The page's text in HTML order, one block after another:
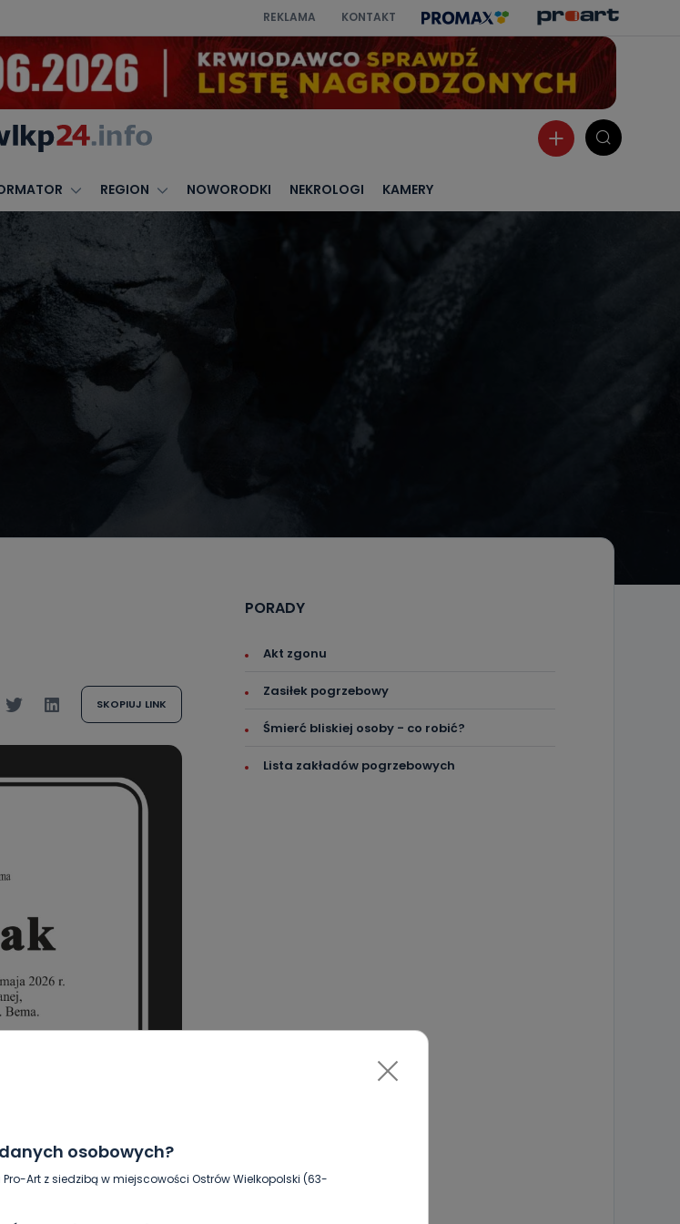
REKLAMA KONTAKT
REGION NOWORODKI NEKROLOGI KAMERY
osobowych?
Art z siedzibą w miejscowości Ostrów Wielkopolski (63-
SKOPIUJ LINK
PORADY
Akt zgonu
Zasiłek pogrzebowy
Śmierć bliskiej osoby - co robić?
Lista zakładów pogrzebowych